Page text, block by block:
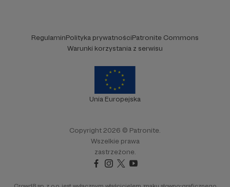
RegulaminPolityka prywatnościPatronite Commons
Warunki korzystania z serwisu
Unia Europejska
Copyright 2026 © Patronite.
Wszelkie prawa
zastrzeżone.